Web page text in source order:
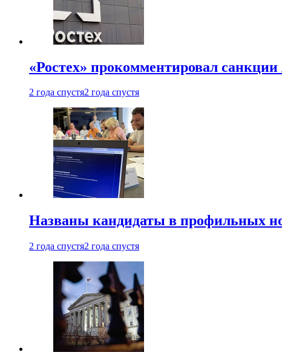
«Ростех» прокомментировал
2 года спустя2 года спустя
Названы кандидаты в профильных
2 года спустя2 года спустя